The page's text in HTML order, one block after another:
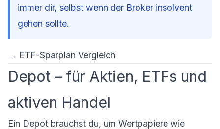
immer dir, selbst wenn der Broker insolvent
gehen sollte.
→ ETF-Sparplan Vergleich
Depot – für Aktien, ETFs und
aktiven Handel
Ein Depot brauchst du, um Wertpapiere wie